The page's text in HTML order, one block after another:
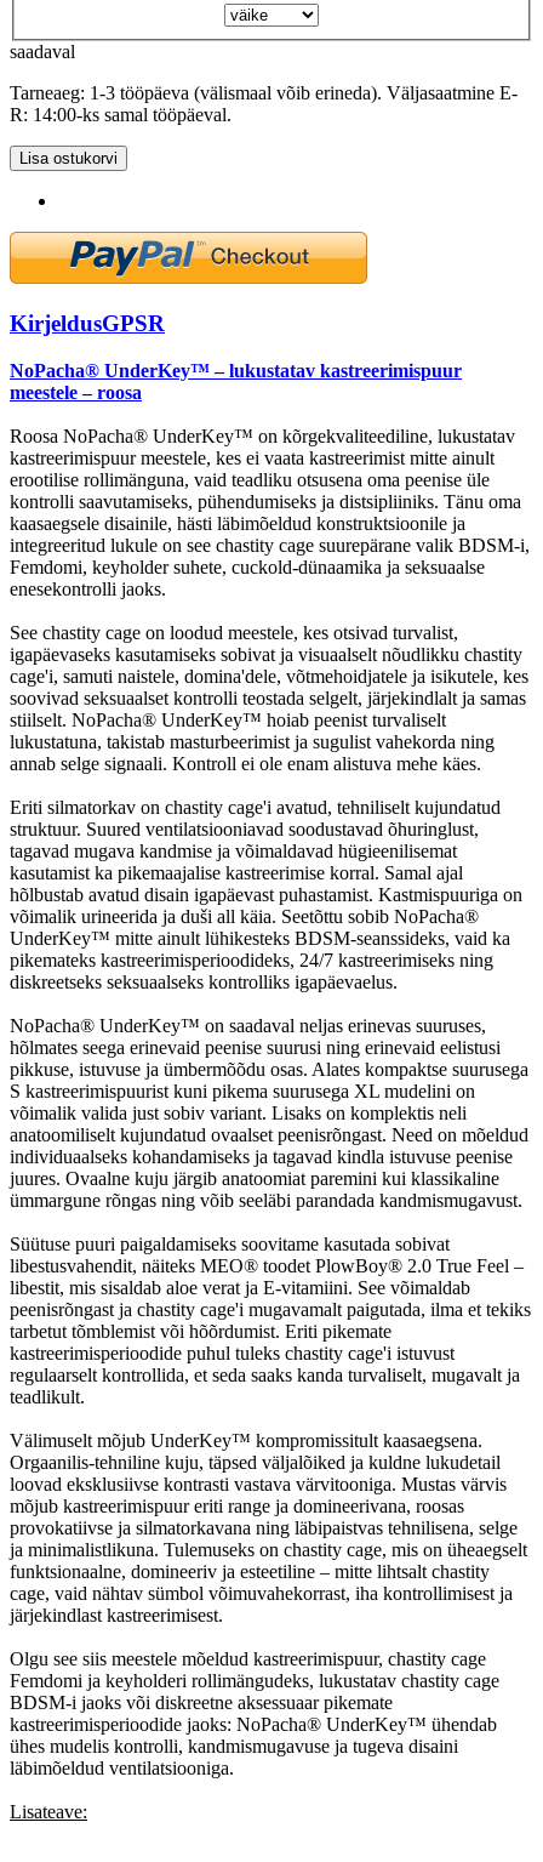
saadaval
Tarneaeg: 1-3 tööpäeva (välismaal võib erineda). Väljasaatmine E-
R: 14:00-ks samal tööpäeval.
Lisa ostukorvi
KirjeldusGPSR
NoPacha® UnderKey™ – lukustatav kastreerimispuur
meestele – roosa
Roosa NoPacha® UnderKey™ on kõrgekvaliteediline, lukustatav
kastreerimispuur meestele, kes ei vaata kastreerimist mitte ainult
erootilise rollimänguna, vaid teadliku otsusena oma peenise üle
kontrolli saavutamiseks, pühendumiseks ja distsipliiniks. Tänu oma
kaasaegsele disainile, hästi läbimõeldud konstruktsioonile ja
integreeritud lukule on see chastity cage suurepärane valik BDSM-i,
Femdomi, keyholder suhete, cuckold-dünaamika ja seksuaalse
enesekontrolli jaoks.
See chastity cage on loodud meestele, kes otsivad turvalist,
igapäevaseks kasutamiseks sobivat ja visuaalselt nõudlikku chastity
cage'i, samuti naistele, domina'dele, võtmehoidjatele ja isikutele, kes
soovivad seksuaalset kontrolli teostada selgelt, järjekindlalt ja samas
stiilselt. NoPacha® UnderKey™ hoiab peenist turvaliselt
lukustatuna, takistab masturbeerimist ja sugulist vahekorda ning
annab selge signaali. Kontroll ei ole enam alistuva mehe käes.
Eriti silmatorkav on chastity cage'i avatud, tehniliselt kujundatud
struktuur. Suured ventilatsiooniavad soodustavad õhuringlust,
tagavad mugava kandmise ja võimaldavad hügieenilisemat
kasutamist ka pikemaajalise kastreerimise korral. Samal ajal
hõlbustab avatud disain igapäevast puhastamist. Kastmispuuriga on
võimalik urineerida ja duši all käia. Seetõttu sobib NoPacha®
UnderKey™ mitte ainult lühikesteks BDSM-seanssideks, vaid ka
pikemateks kastreerimisperioodideks, 24/7 kastreerimiseks ning
diskreetseks seksuaalseks kontrolliks igapäevaelus.
NoPacha® UnderKey™ on saadaval neljas erinevas suuruses,
hõlmates seega erinevaid peenise suurusi ning erinevaid eelistusi
pikkuse, istuvuse ja ümbermõõdu osas. Alates kompaktse suurusega
S kastreerimispuurist kuni pikema suurusega XL mudelini on
võimalik valida just sobiv variant. Lisaks on komplektis neli
anatoomiliselt kujundatud ovaalset peenisrõngast. Need on mõeldud
individuaalseks kohandamiseks ja tagavad kindla istuvuse peenise
juures. Ovaalne kuju järgib anatoomiat paremini kui klassikaline
ümmargune rõngas ning võib seeläbi parandada kandmismugavust.
Süütuse puuri paigaldamiseks soovitame kasutada sobivat
libestusvahendit, näiteks MEO® toodet PlowBoy® 2.0 True Feel –
libestit, mis sisaldab aloe verat ja E-vitamiini. See võimaldab
peenisrõngast ja chastity cage'i mugavamalt paigutada, ilma et tekiks
tarbetut tõmblemist või hõõrdumist. Eriti pikemate
kastreerimisperioodide puhul tuleks chastity cage'i istuvust
regulaarselt kontrollida, et seda saaks kanda turvaliselt, mugavalt ja
teadlikult.
Välimuselt mõjub UnderKey™ kompromissitult kaasaegsena.
Orgaanilis-tehniline kuju, täpsed väljalõiked ja kuldne lukudetail
loovad eksklusiivse kontrasti vastava värvitooniga. Mustas värvis
mõjub kastreerimispuur eriti range ja domineerivana, roosas
provokatiivse ja silmatorkavana ning läbipaistvas tehnilisena, selge
ja minimalistlikuna. Tulemuseks on chastity cage, mis on üheaegselt
funktsionaalne, domineeriv ja esteetiline – mitte lihtsalt chastity
cage, vaid nähtav sümbol võimuvahekorrast, iha kontrollimisest ja
järjekindlast kastreerimisest.
Olgu see siis meestele mõeldud kastreerimispuur, chastity cage
Femdomi ja keyholderi rollimängudeks, lukustatav chastity cage
BDSM-i jaoks või diskreetne aksessuaar pikemate
kastreerimisperioodide jaoks: NoPacha® UnderKey™ ühendab
ühes mudelis kontrolli, kandmismugavuse ja tugeva disaini
läbimõeldud ventilatsiooniga.
Lisateave: